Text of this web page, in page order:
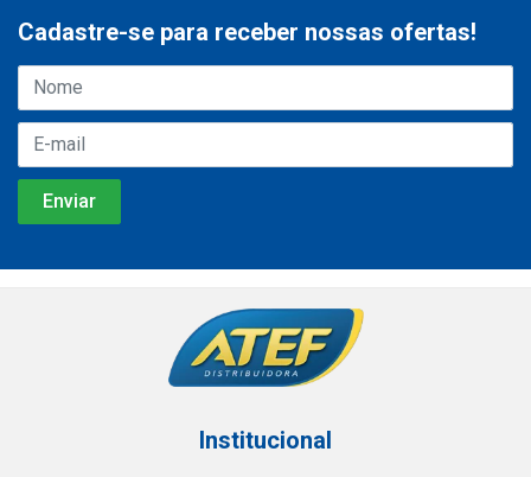
Cadastre-se para receber nossas ofertas!
Institucional